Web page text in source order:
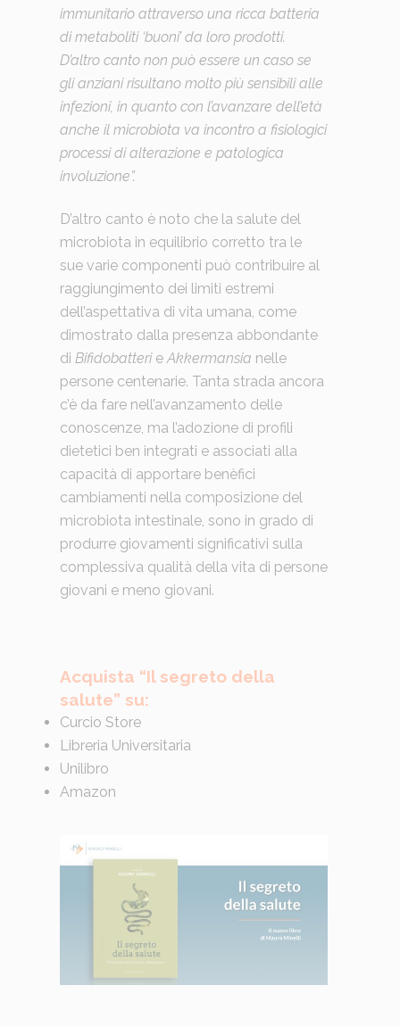
immunitario attraverso una ricca batteria
di metaboliti ‘buoni’ da loro prodotti.
D’altro canto non può essere un caso se
gli anziani risultano molto più sensibili alle
infezioni, in quanto con l’avanzare dell’età
anche il microbiota va incontro a fisiologici
processi di alterazione e patologica
involuzione”.
D’altro canto è noto che la salute del
microbiota in equilibrio corretto tra le
sue varie componenti può contribuire al
raggiungimento dei limiti estremi
dell’aspettativa di vita umana, come
dimostrato dalla presenza abbondante
di Bifidobatterie Akkermansia nelle
persone centenarie. Tanta strada ancora
c’è da fare nell’avanzamento delle
conoscenze, ma l’adozione di profili
dietetici ben integrati e associati alla
capacità di apportare benèfici
cambiamenti nella composizione del
microbiota intestinale, sono in grado di
produrre giovamenti significativi sulla
complessiva qualità della vita di persone
giovani e meno giovani.
Acquista “Il segreto della
salute” su:
Curcio Store
Libreria Universitaria
Unilibro
Amazon